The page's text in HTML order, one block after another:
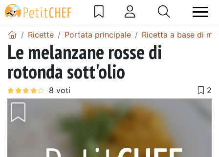
Ricette Portata principale Ricetta a base di
Le melanzane rosse di
rotonda sott'olio